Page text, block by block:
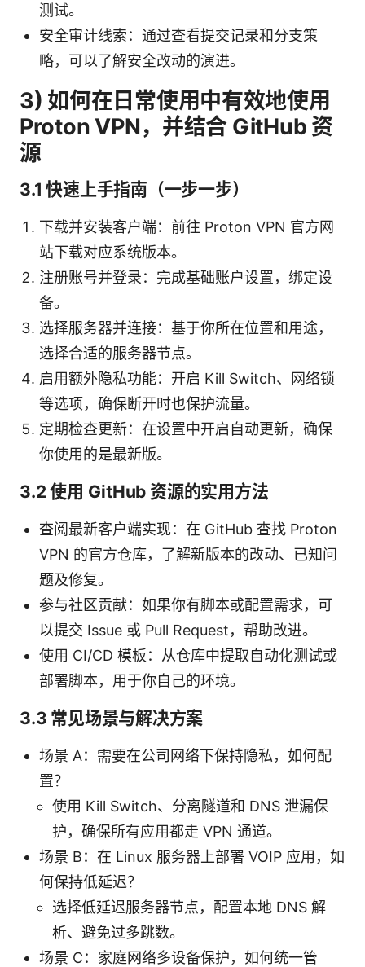
测试。
安全审计线索：通过查看提交记录和分支策
略，可以了解安全改动的演进。
3) 如何在日常使用中有效地使用
Proton VPN，并结合 GitHub 资
源
3.1 快速上手指南（一步一步）
下载并安装客户端：前往 Proton VPN 官方网
站下载对应系统版本。
注册账号并登录：完成基础账户设置，绑定设
备。
选择服务器并连接：基于你所在位置和用途，
选择合适的服务器节点。
启用额外隐私功能：开启 Kill Switch、网络锁
等选项，确保断开时也保护流量。
定期检查更新：在设置中开启自动更新，确保
你使用的是最新版。
3.2 使用 GitHub 资源的实用方法
查阅最新客户端实现：在 GitHub 查找 Proton
VPN 的官方仓库，了解新版本的改动、已知问
题及修复。
参与社区贡献：如果你有脚本或配置需求，可
以提交 Issue 或 Pull Request，帮助改进。
使用 CI/CD 模板：从仓库中提取自动化测试或
部署脚本，用于你自己的环境。
3.3 常见场景与解决方案
场景 A：需要在公司网络下保持隐私，如何配
置？
使用 Kill Switch、分离隧道和 DNS 泄漏保
护，确保所有应用都走 VPN 通道。
场景 B：在 Linux 服务器上部署 VOIP 应用，如
何保持低延迟？
选择低延迟服务器节点，配置本地 DNS 解
析、避免过多跳数。
场景 C：家庭网络多设备保护，如何统一管